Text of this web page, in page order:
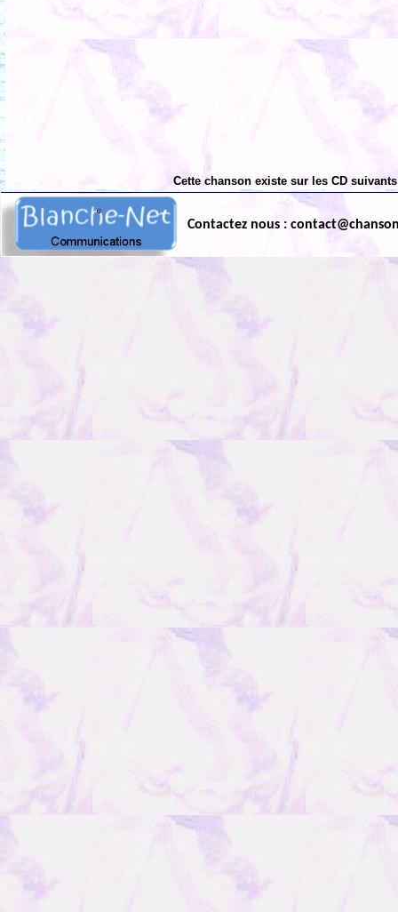
Cette chanson existe sur les CD
Contactez nous :